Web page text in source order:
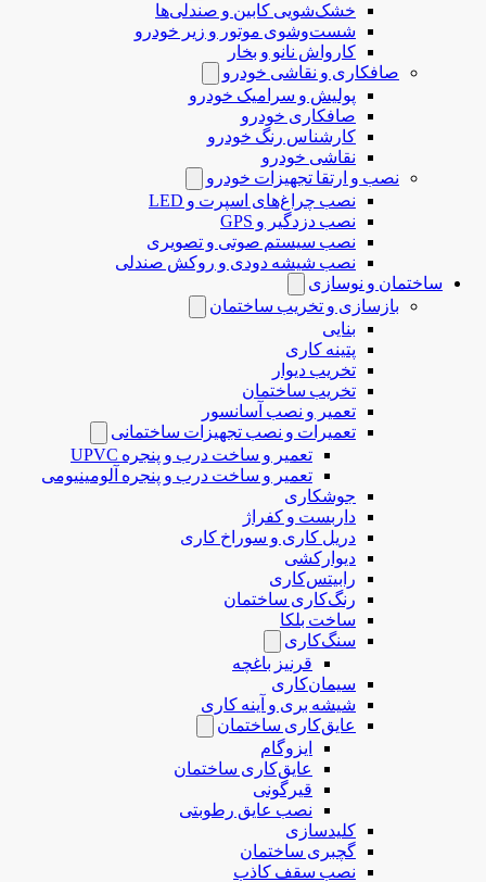
خشک‌شویی کابین و صندلی‌ها
شست‌وشوی موتور و زیر خودرو
کارواش نانو و بخار
صافکاری و نقاشی خودرو
پولیش و سرامیک خودرو
صافکاری خودرو
کارشناس رنگ خودرو
نقاشی خودرو
نصب و ارتقا تجهیزات خودرو
نصب چراغ‌های اسپرت و LED
نصب دزدگیر و GPS
نصب سیستم صوتی و تصویری
نصب شیشه دودی و روکش صندلی
ساختمان و نوسازی
بازسازی و تخریب ساختمان
بنایی
پتینه کاری
تخریب دیوار
تخریب ساختمان
تعمیر و نصب آسانسور
تعمیرات و نصب تجهیزات ساختمانی
تعمیر و ساخت درب و پنجره UPVC
تعمیر و ساخت درب و پنجره آلومینیومی
جوشکاری
داربست و کفراژ
دریل کاری و سوراخ کاری
دیوارکشی
رابیتس‌کاری
رنگ‌کاری ساختمان
ساخت بلکا
سنگ‌کاری
قرنیز باغچه
سیمان‌کاری
شیشه بری و آینه کاری
عایق‌کاری ساختمان
ایزوگام
عایق‌کاری ساختمان
قیرگونی
نصب عایق رطوبتی
کلیدسازی
گچبری ساختمان
نصب سقف کاذب